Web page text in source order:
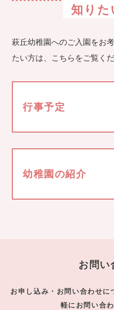
知りた
萩丘幼稚園へのご入園をお
たい方は、こちらをご覧くだ
行事予定
幼稚園の紹介
お問い
お申し込み・お問い合わせ
軽にお問い合